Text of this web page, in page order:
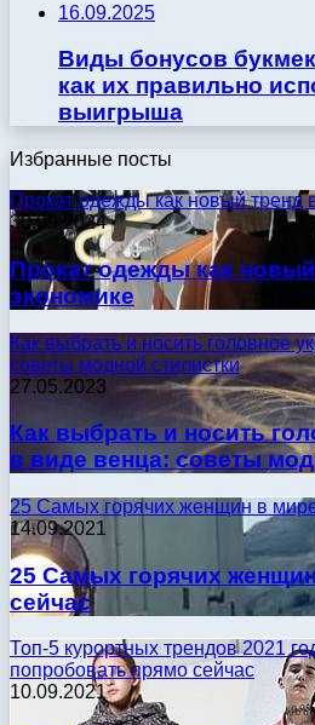
16.09.2025
Виды бонусов
как их правильно
выигрыша
Избранные посты
Прокат одежды как новый тренд
30.09.2024
Прокат одежды как
экономике
Как выбрать и носить головное
советы модной стилистки
27.05.2023
Как выбрать и носить
в виде венца: советы
25 Самых горячих женщин в
14.09.2021
25 Самых горячих
сейчас
Топ-5 курортных трендов 2021
попробовать прямо сейчас
10.09.2021